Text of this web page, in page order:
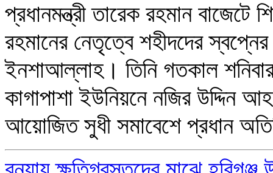
প্রধানমন্ত্রী তারেক রহমান বাজেটে
রহমানের নেতৃত্বে শহীদদের স্বপ্নের
ইনশাআল্লাহ। তিনি গতকাল
কাগাপাশা ইউনিয়নে নজির উদ্দিন
আয়োজিত সুধী সমাবেশে প্রধান